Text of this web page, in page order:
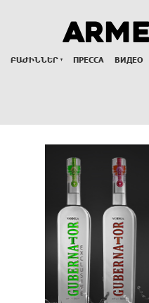
ԲԱԺԻՆՆԵՐ ПРЕССА ВИДЕО